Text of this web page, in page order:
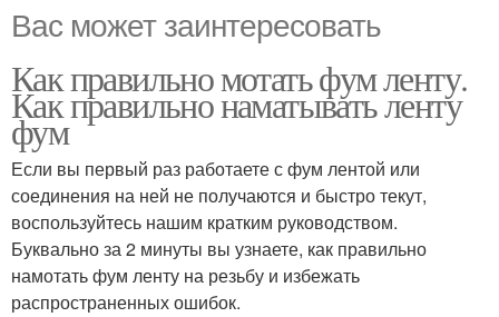
Вас может заинтересовать
Как правильно мотать фум ленту.
Как правильно наматывать ленту
фум
Если вы первый раз работаете с фум лентой или
соединения на ней не получаются и быстро текут,
воспользуйтесь нашим кратким руководством.
Буквально за 2 минуты вы узнаете, как правильно
намотать фум ленту на резьбу и избежать
распространенных ошибок.